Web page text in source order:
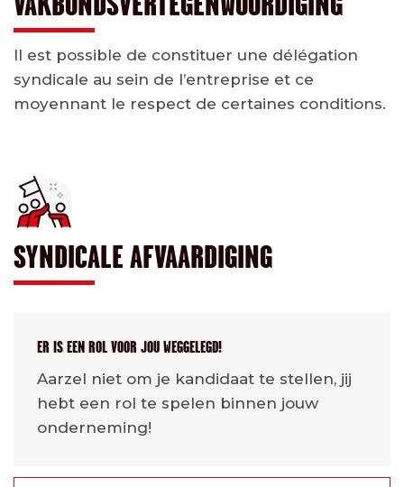
Il est possible de constituer une délégation
syndicale au sein de l’entreprise et ce
moyennant le respect de certaines conditions.
SYNDICALE AFVAARDIGING
ER IS EEN ROL VOOR JOU WEGGELEGD!
Aarzel niet om je kandidaat te stellen, jij
hebt een rol te spelen binnen jouw
onderneming!